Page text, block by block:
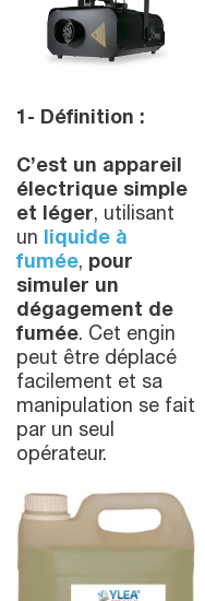
1- Définition :
C’est un appareil
électrique simple
et léger, utilisant
un liquide à
fumée, pour
simuler un
dégagement de
fumée. Cet engin
peut être déplacé
facilement et sa
manipulation se fait
par un seul
opérateur.